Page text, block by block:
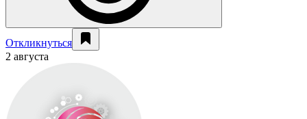
Откликнуться
2 августа